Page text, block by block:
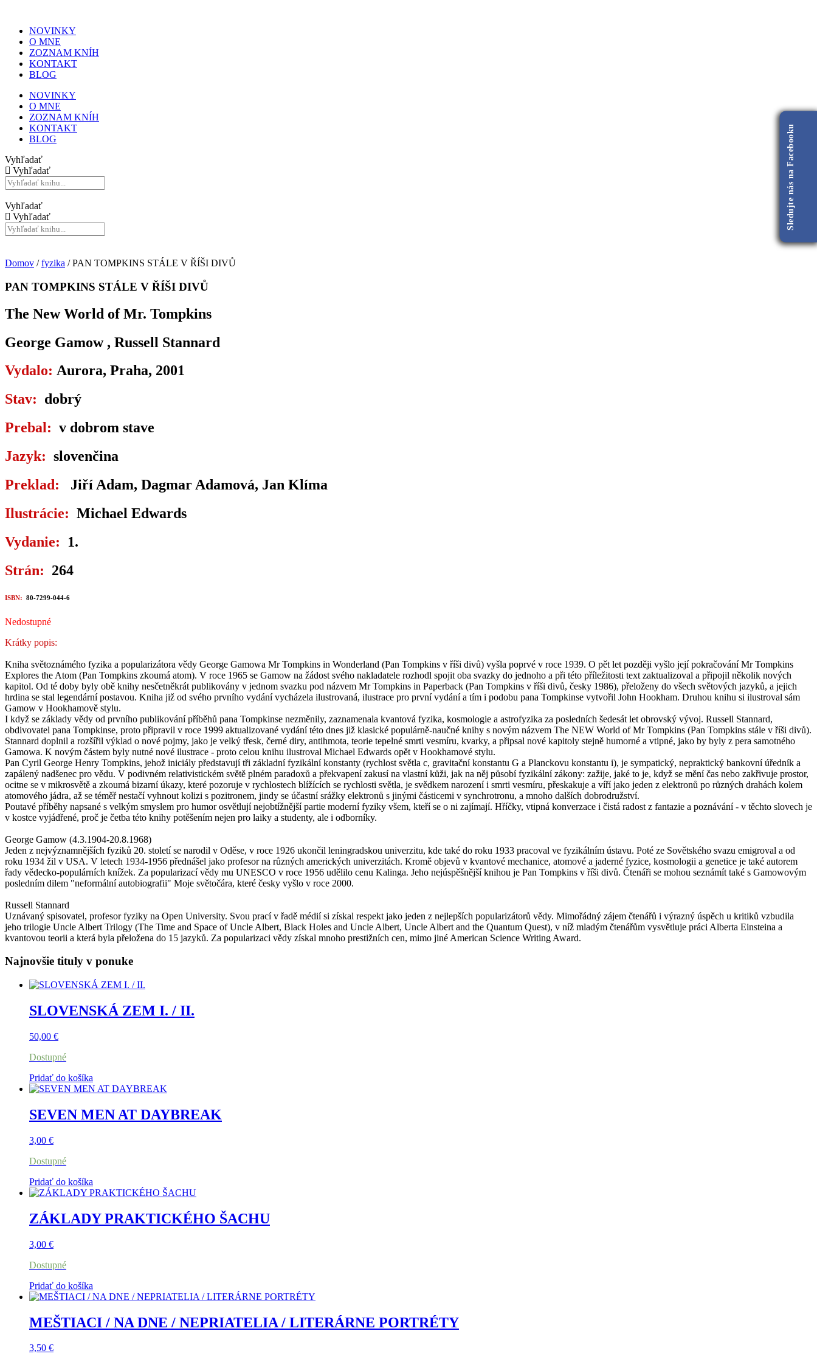
NOVINKY
O MNE
ZOZNAM KNÍH
KONTAKT
BLOG
NOVINKY
O MNE
ZOZNAM KNÍH
KONTAKT
BLOG
Vyhľadať
Vyhľadať
Vyhľadať
Vyhľadať
Domov /fyzika / PAN TOMPKINS STÁLE V ŘÍŠI DIVŮ
PAN TOMPKINS STÁLE V ŘÍŠI DIVŮ
The New World of Mr. Tompkins
George Gamow , Russell Stannard
Vydalo: Aurora, Praha, 2001
Stav: dobrý
Prebal: v dobrom stave
Jazyk: slovenčina
Preklad:
Jiří Adam, Dagmar Adamová, Jan Klíma
Ilustrácie: Michael Edwards
Vydanie: 1.
Strán: 264
ISBN: 80-7299-044-6
Nedostupné
Krátky popis:
Kniha světoznámého fyzika a popularizátora vědy George Gamowa Mr Tompkins in Wonderland (Pan Tompkins v říši divů) vyšla poprvé v roce 1939. O pět let později vyšlo její pokračování Mr Tompkins
Explores the Atom (Pan Tompkins zkoumá atom). V roce 1965 se Gamow na žádost svého nakladatele rozhodl spojit oba svazky do jednoho a při této příležitosti text zaktualizoval a připojil několik nových
kapitol. Od té doby byly obě knihy nesčetněkrát publikovány v jednom svazku pod názvem Mr Tompkins in Paperback (Pan Tompkins v říši divů, česky 1986), přeloženy do všech světových jazyků, a jejich
hrdina se stal legendární postavou. Kniha již od svého prvního vydání vycházela ilustrovaná, ilustrace pro první vydání a tím i podobu pana Tompkinse vytvořil John Hookham. Druhou knihu si ilustroval sám
Gamow v Hookhamově stylu.
I když se základy vědy od prvního publikování příběhů pana Tompkinse nezměnily, zaznamenala kvantová fyzika, kosmologie a astrofyzika za posledních šedesát let obrovský vývoj. Russell Stannard,
obdivovatel pana Tompkinse, proto připravil v roce 1999 aktualizované vydání této dnes již klasické populárně-naučné knihy s novým názvem The NEW World of Mr Tompkins (Pan Tompkins stále v říši divů).
Stannard doplnil a rozšířil výklad o nové pojmy, jako je velký třesk, černé diry, antihmota, teorie tepelné smrti vesmíru, kvarky, a připsal nové kapitoly stejně humorné a vtipné, jako by byly z pera samotného
Gamowa. K novým částem byly nutné nové ilustrace - proto celou knihu ilustroval Michael Edwards opět v Hookhamové stylu.
Pan Cyril George Henry Tompkins, jehož iniciály představují tři základní fyzikální konstanty (rychlost světla c, gravitační konstantu G a Planckovu konstantu i), je sympatický, nepraktický bankovní úředník a
zapálený nadšenec pro vědu. V podivném relativistickém světě plném paradoxů a překvapení zakusí na vlastní kůži, jak na něj působí fyzikální zákony: zažije, jaké to je, když se mění čas nebo zakřivuje prostor,
ocitne se v mikrosvětě a zkoumá bizarní úkazy, které pozoruje v rychlostech blížících se rychlosti světla, je svědkem narození i smrti vesmíru, přeskakuje a víří jako jeden z elektronů po různých drahách kolem
atomového jádra, až se téměř nestačí vyhnout kolizi s pozitronem, jindy se účastní srážky elektronů s jinými částicemi v synchrotronu, a mnoho dalších dobrodružství.
Poutavé příběhy napsané s velkým smyslem pro humor osvětlují nejobtížnější partie moderní fyziky všem, kteří se o ni zajímají. Hříčky, vtipná konverzace i čistá radost z fantazie a poznávání - v těchto slovech je
v kostce vyjádřené, proč je četba této knihy potěšením nejen pro laiky a studenty, ale i odborníky.
George Gamow (4.3.1904-20.8.1968)
Jeden z nejvýznamnějších fyziků 20. století se narodil v Oděse, v roce 1926 ukončil leningradskou univerzitu, kde také do roku 1933 pracoval ve fyzikálním ústavu. Poté ze Sovětského svazu emigroval a od
roku 1934 žil v USA. V letech 1934-1956 přednášel jako profesor na různých amerických univerzitách. Kromě objevů v kvantové mechanice, atomové a jaderné fyzice, kosmologii a genetice je také autorem
řady vědecko-populárních knížek. Za popularizací vědy mu UNESCO v roce 1956 udělilo cenu Kalinga. Jeho nejúspěšnější knihou je Pan Tompkins v říši divů. Čtenáři se mohou seznámít také s Gamowovým
posledním dilem "neformální autobiografii" Moje světočára, které česky vyšlo v roce 2000.
Russell Stannard
Uznávaný spisovatel, profesor fyziky na Open University. Svou prací v řadě médií si získal respekt jako jeden z nejlepších popularizátorů vědy. Mimořádný zájem čtenářů i výrazný úspěch u kritiků vzbudila
jeho trilogie Uncle Albert Trilogy (The Time and Space of Uncle Albert, Black Holes and Uncle Albert, Uncle Albert and the Quantum Quest), v níž mladým čtenářům vysvětluje práci Alberta Einsteina a
kvantovou teorii a která byla přeložena do 15 jazyků. Za popularizaci vědy získal mnoho prestižních cen, mimo jiné American Science Writing Award.
Najnovšie tituly v ponuke
SLOVENSKÁ ZEM I. / II.
50,00 €
Dostupné
Pridať do košíka
SEVEN MEN AT DAYBREAK
3,00 €
Dostupné
Pridať do košíka
ZÁKLADY PRAKTICKÉHO ŠACHU
3,00 €
Dostupné
Pridať do košíka
MEŠTIACI / NA DNE / NEPRIATELIA / LITERÁRNE PORTRÉTY
3,50 €
Sledujte nás na Facebooku